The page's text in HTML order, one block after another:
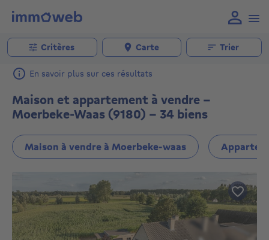
Critères Carte Trier
En savoir plus sur ces résultats
Maison et appartement à vendre -
Moerbeke-Waas (9180) - 34 biens
Maison à vendre à Moerbeke-waas